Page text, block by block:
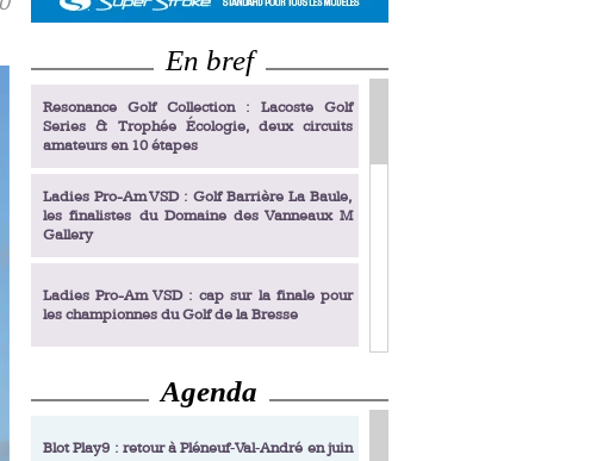
En bref
Resonance Golf Collection : Lacoste Golf
Series & Trophée Écologie, deux circuits
amateurs en 10 étapes
Ladies Pro-Am VSD : Golf Barrière La Baule,
les finalistes du Domaine des Vanneaux M
Gallery
Ladies Pro-Am VSD : cap sur la finale pour
les championnes du Golf de la Bresse
Ladies Pro-Am VSD : Golf du Prieuré, elles
décrochent leur billet pour la finale
Agenda
Blot Play9 : retour à Pléneuf‑Val‑André en juin